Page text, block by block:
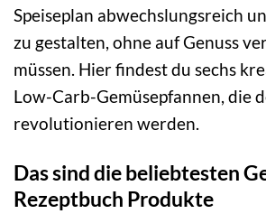
Speiseplan abwechslungsreich
zu gestalten, ohne auf Genuss
müssen. Hier findest du sechs
Low-Carb-Gemüsepfannen, die
revolutionieren werden.
Das sind die beliebtesten
Rezeptbuch Produkte